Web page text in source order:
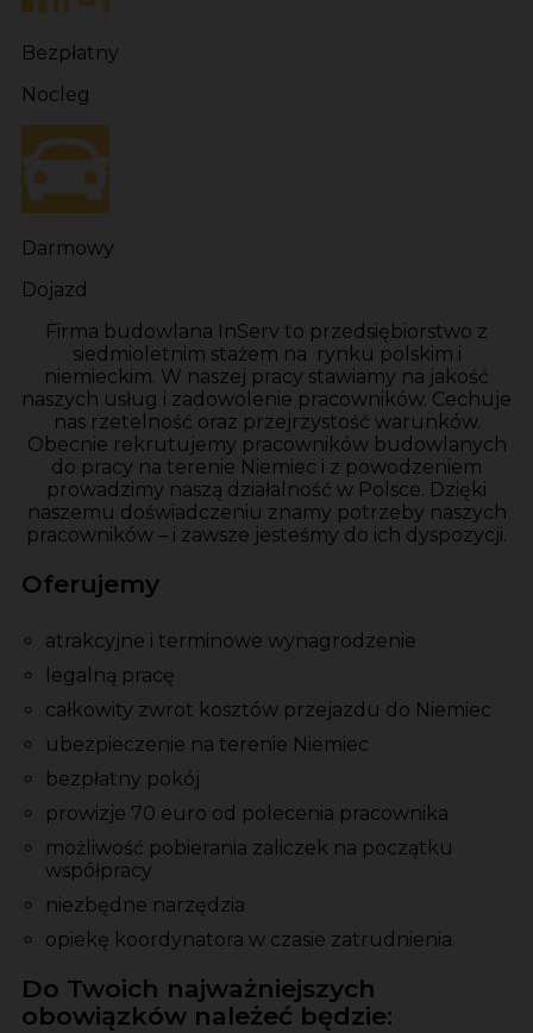
Bezpłatny
Nocleg
Darmowy
Dojazd
Firma budowlana InServ to przedsiębiorstwo z
siedmioletnim stażem na rynku polskim i
niemieckim. W naszej pracy stawiamy na jakość
naszych usług i zadowolenie pracowników. Cechuje
nas rzetelność oraz przejrzystość warunków.
Obecnie rekrutujemy pracowników budowlanych
do pracy na terenie Niemiec i z powodzeniem
prowadzimy naszą działalność w Polsce. Dzięki
naszemu doświadczeniu znamy potrzeby naszych
pracowników – i zawsze jesteśmy do ich dyspozycji.
Oferujemy
atrakcyjne i terminowe wynagrodzenie
legalną pracę
całkowity zwrot kosztów przejazdu do Niemiec
ubezpieczenie na terenie Niemiec
bezpłatny pokój
prowizje 70 euro od polecenia pracownika
możliwość pobierania zaliczek na początku
współpracy
niezbędne narzędzia
opiekę koordynatora w czasie zatrudnienia
Do Twoich najważniejszych
obowiązków należeć będzie: